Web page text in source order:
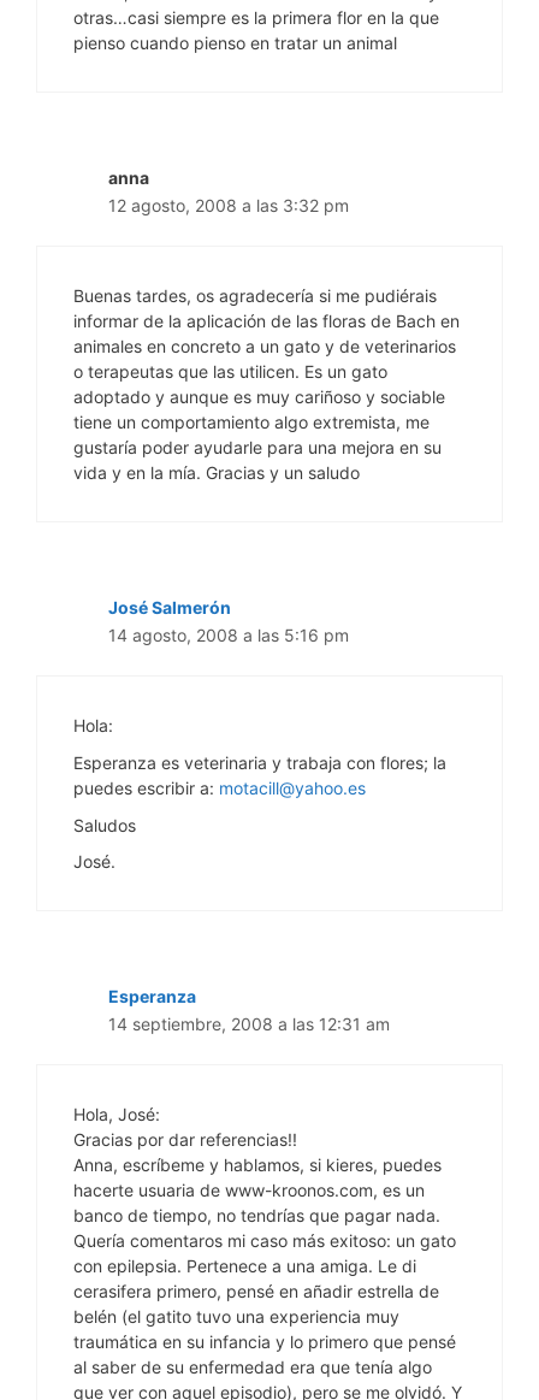
otras…casi siempre es la primera flor en la que
pienso cuando pienso en tratar un animal
anna
12 agosto, 2008 a las 3:32 pm
Buenas tardes, os agradecería si me pudiérais
informar de la aplicación de las floras de Bach en
animales en concreto a un gato y de veterinarios
o terapeutas que las utilicen. Es un gato
adoptado y aunque es muy cariñoso y sociable
tiene un comportamiento algo extremista, me
gustaría poder ayudarle para una mejora en su
vida y en la mía. Gracias y un saludo
José Salmerón
14 agosto, 2008 a las 5:16 pm
Hola:
Esperanza es veterinaria y trabaja con flores; la
puedes escribir a: motacill@yahoo.es
Saludos
José.
Esperanza
14 septiembre, 2008 a las 12:31 am
Hola, José:
Gracias por dar referencias!!
Anna, escríbeme y hablamos, si kieres, puedes
hacerte usuaria de www-kroonos.com, es un
banco de tiempo, no tendrías que pagar nada.
Quería comentaros mi caso más exitoso: un gato
con epilepsia. Pertenece a una amiga. Le di
cerasifera primero, pensé en añadir estrella de
belén (el gatito tuvo una experiencia muy
traumática en su infancia y lo primero que pensé
al saber de su enfermedad era que tenía algo
que ver con aquel episodio), pero se me olvidó. Y